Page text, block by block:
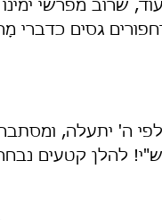
שרוב מפרשי
גסים כדברי
ה' יתעלה,
להלן קטעים